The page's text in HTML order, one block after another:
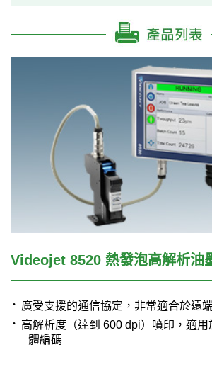
Videojet 8520 熱發泡高解析油
· 廣受支援的通信協定，非常適合於遠
· 高解析度（達到 600 dpi）噴印，適用
體編碼